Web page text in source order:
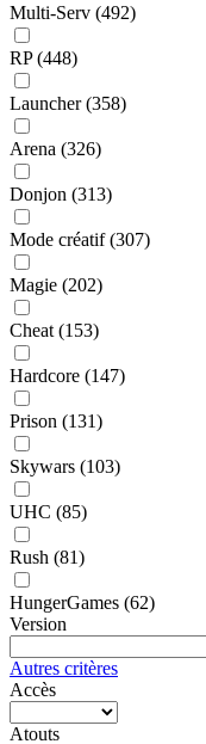
Multi-Serv (492)
RP(448)
Launcher(358)
Arena (326)
Donjon (313)
Mode créatif(307)
Magie (202)
Cheat (153)
Hardcore (147)
Prison (131)
Skywars (103)
UHC (85)
Rush (81)
HungerGames (62)
Version
Autres critères
Accès
Atouts